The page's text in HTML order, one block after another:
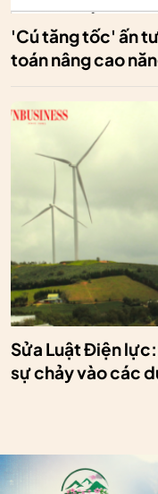
'Cú tăng tốc' ấn
toán nâng cao
Sửa Luật Điện
sự chảy vào các